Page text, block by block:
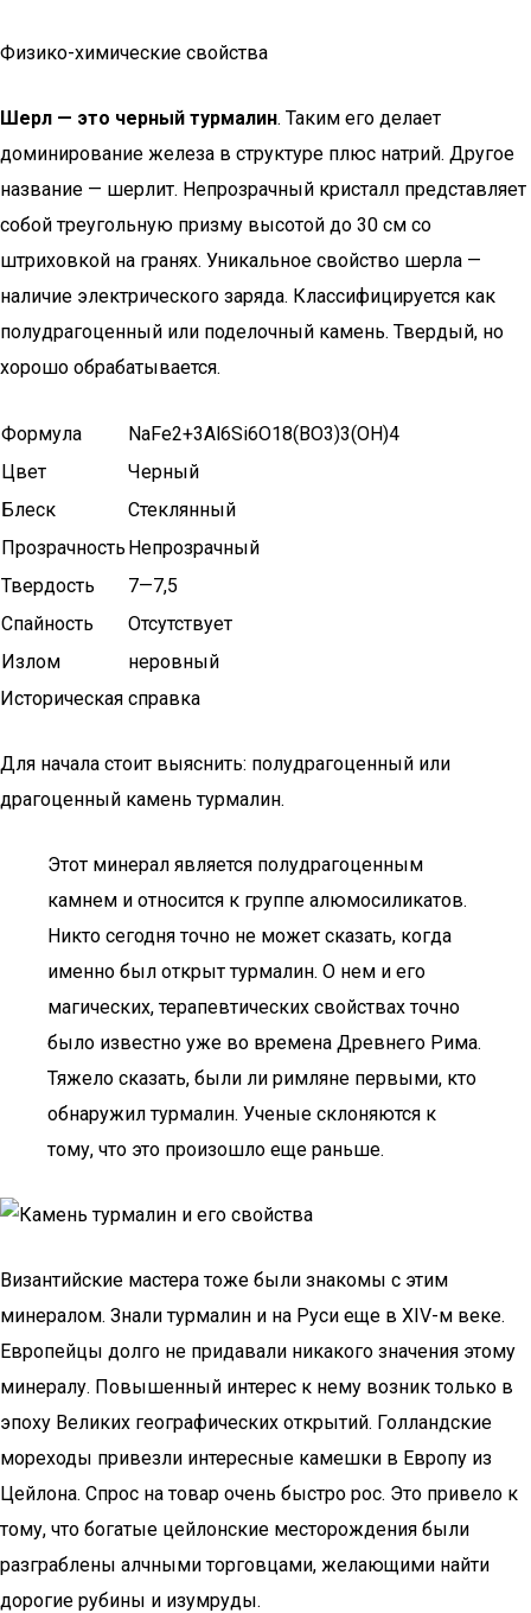
Физико-химические свойства
Шерл — это черный турмалин. Таким его делает
доминирование железа в структуре плюс натрий. Другое
название — шерлит. Непрозрачный кристалл представляет
собой треугольную призму высотой до 30 см со
штриховкой на гранях. Уникальное свойство шерла —
наличие электрического заряда. Классифицируется как
полудрагоценный или поделочный камень. Твердый, но
хорошо обрабатывается.
Формула
NaFe2+3Al6Si6O18(BO3)3(OH)4
Цвет
Черный
Блеск
Стеклянный
Прозрачность Непрозрачный
Твердость
7—7,5
Спайность
Отсутствует
Излом
неровный
Историческая справка
Для начала стоит выяснить: полудрагоценный или
драгоценный камень турмалин.
Этот минерал является полудрагоценным
камнем и относится к группе алюмосиликатов.
Никто сегодня точно не может сказать, когда
именно был открыт турмалин. О нем и его
магических, терапевтических свойствах точно
было известно уже во времена Древнего Рима.
Тяжело сказать, были ли римляне первыми, кто
обнаружил турмалин. Ученые склоняются к
тому, что это произошло еще раньше.
Византийские мастера тоже были знакомы с этим
минералом. Знали турмалин и на Руси еще в XIV-м веке.
Европейцы долго не придавали никакого значения этому
минералу. Повышенный интерес к нему возник только в
эпоху Великих географических открытий. Голландские
мореходы привезли интересные камешки в Европу из
Цейлона. Спрос на товар очень быстро рос. Это привело к
тому, что богатые цейлонские месторождения были
разграблены алчными торговцами, желающими найти
дорогие рубины и изумруды.